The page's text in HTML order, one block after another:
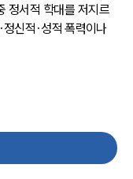
정서적 학대를 저지르
신적·성적 폭력이나